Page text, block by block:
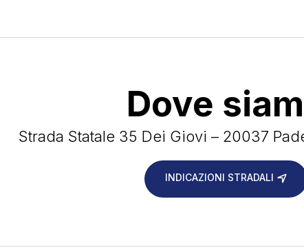
Dove
Strada Statale 35 Dei Giovi – 20037
INDICAZIONI STRADALI